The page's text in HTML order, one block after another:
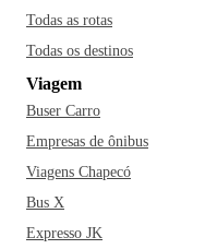
Todas as rotas
Todas os destinos
Viagem
Buser Carro
Empresas de ônibus
Viagens Chapecó
Bus X
Expresso JK